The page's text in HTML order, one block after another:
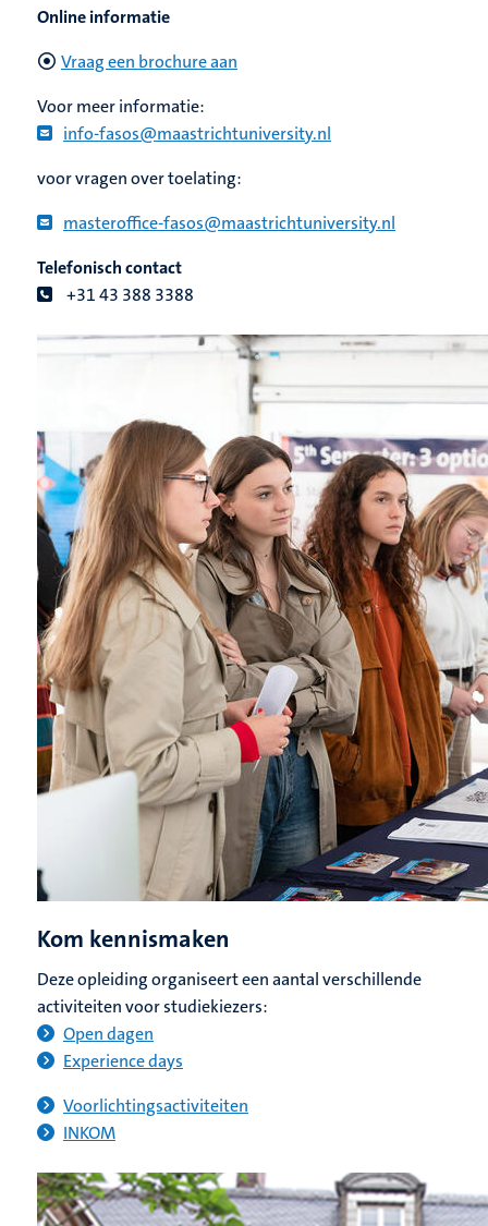
Online informatie
Vraag een brochure aan
Voor meer informatie:
info-fasos@maastrichtuniversity.nl
voor vragen over toelating:
masteroffice-fasos@maastrichtuniversity.nl
Telefonisch contact
+31 43 388 3388
Kom kennismaken
Deze opleiding organiseert een aantal verschillende
activiteiten voor studiekiezers:
Open dagen
Experience days
Voorlichtingsactiviteiten
INKOM